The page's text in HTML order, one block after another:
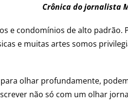
Crônica do jornalista
e condomínios de alto padrão.
e muitas artes somos
olhar profundamente,
não só com um olhar